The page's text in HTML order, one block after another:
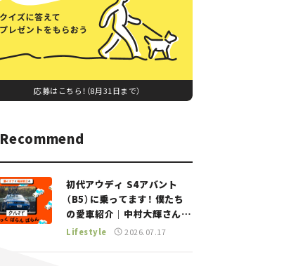
応募はこちら！（8月31日まで）
Recommend
初代アウディ S4アバント
（B5）に乗ってます！ 僕たち
の愛車紹介｜中村大輝さん
——瀬イオナと嶋田智之の
Lifestyle 2026.07.17